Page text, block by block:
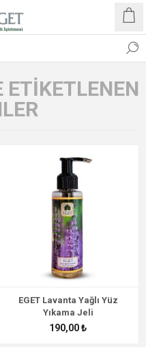
ETIKETLENEN
EGET Lavanta Yağlı Yüz
Yıkama Jeli
190,00 ₺